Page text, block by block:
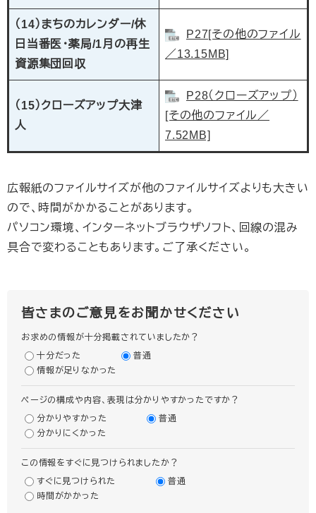
（14）まちのカレンダー/休
日当番医・薬局/1月の再生
資源集団回収
P27[その他のファイル
／13.15MB]
（15）クローズアップ大津
人
P28（クローズアップ）
[その他のファイル／
7.52MB]
広報紙のファイルサイズが他のファイルサイズよりも大きい
ので、時間がかかることがあります。
パソコン環境、インターネットブラウザソフト、回線の混み
具合で変わることもあります。ご了承ください。
皆さまのご意見をお聞かせください
お求めの情報が十分掲載されていましたか？
十分だった
普通
情報が足りなかった
ページの構成や内容、表現は分かりやすかったですか？
分かりやすかった
普通
分かりにくかった
この情報をすぐに見つけられましたか？
すぐに見つけられた
普通
時間がかかった